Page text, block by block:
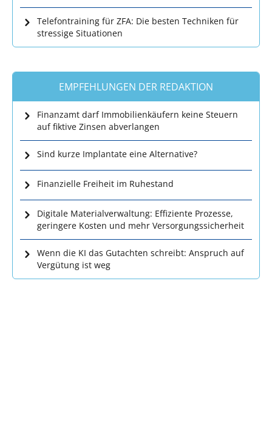
Telefontraining für ZFA: Die besten Techniken für
stressige Situationen
EMPFEHLUNGEN DER REDAKTION
Finanzamt darf Immobilienkäufern keine Steuern
auf fiktive Zinsen abverlangen
Sind kurze Implantate eine Alternative?
Finanzielle Freiheit im Ruhestand
Digitale Materialverwaltung: Effiziente Prozesse,
geringere Kosten und mehr Versorgungssicherheit
Wenn die KI das Gutachten schreibt: Anspruch auf
Vergütung ist weg